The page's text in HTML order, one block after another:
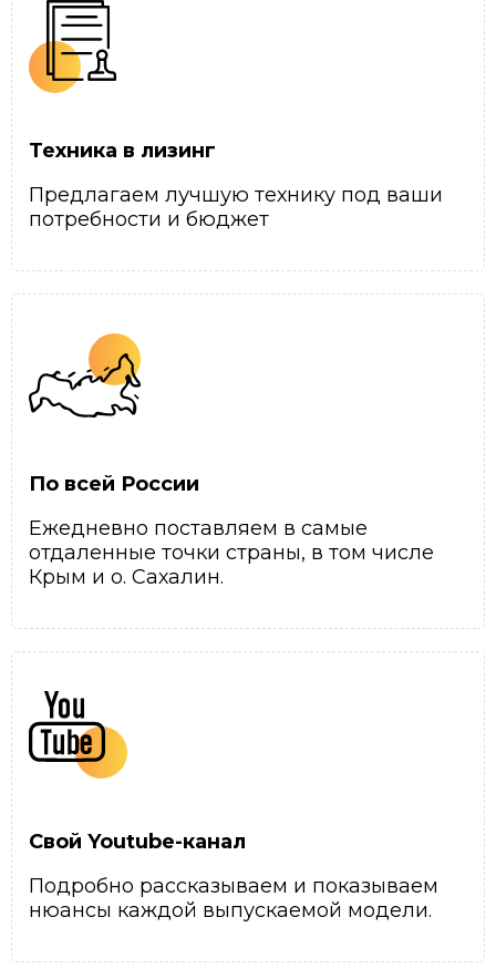
Техника в лизинг
Предлагаем лучшую технику под ваши
потребности и бюджет
По всей России
Ежедневно поставляем в самые
отдаленные точки страны, в том числе
Крым и о. Сахалин.
Свой Youtube-канал
Подробно рассказываем и показываем
нюансы каждой выпускаемой модели.